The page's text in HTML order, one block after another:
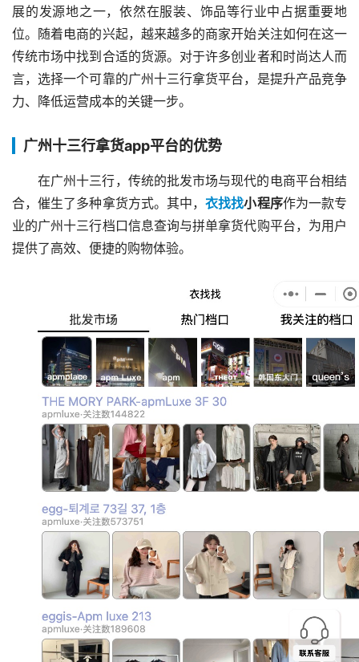
展的发源地之一，依然在服装、饰品等行业中占据重要地
位。随着电商的兴起，越来越多的商家开始关注如何在这一
传统市场中找到合适的货源。对于许多创业者和时尚达人而
言，选择一个可靠的广州十三行拿货平台，是提升产品竞争
力、降低运营成本的关键一步。
广州十三行拿货app平台的优势
在广州十三行，传统的批发市场与现代的电商平台相结
合，催生了多种拿货方式。其中，衣找找小程序作为一款专
业的广州十三行档口信息查询与拼单拿货代购平台，为用户
提供了高效、便捷的购物体验。